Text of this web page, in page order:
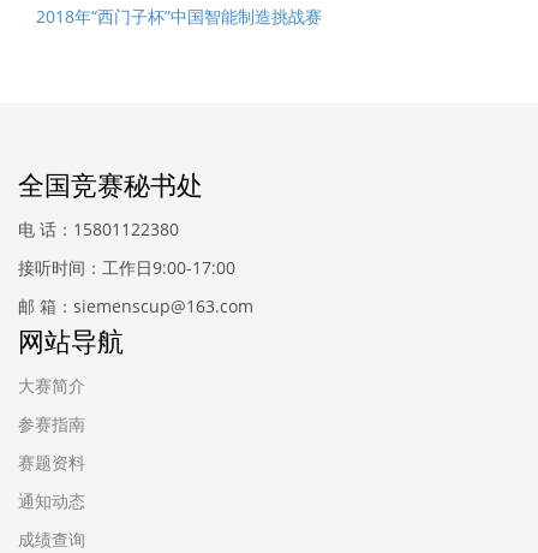
2018年“西门子杯”中国智能制造挑战赛
全国竞赛秘书处
电 话：15801122380
接听时间：工作日9:00-17:00
邮 箱：siemenscup@163.com
网站导航
大赛简介
参赛指南
赛题资料
通知动态
成绩查询